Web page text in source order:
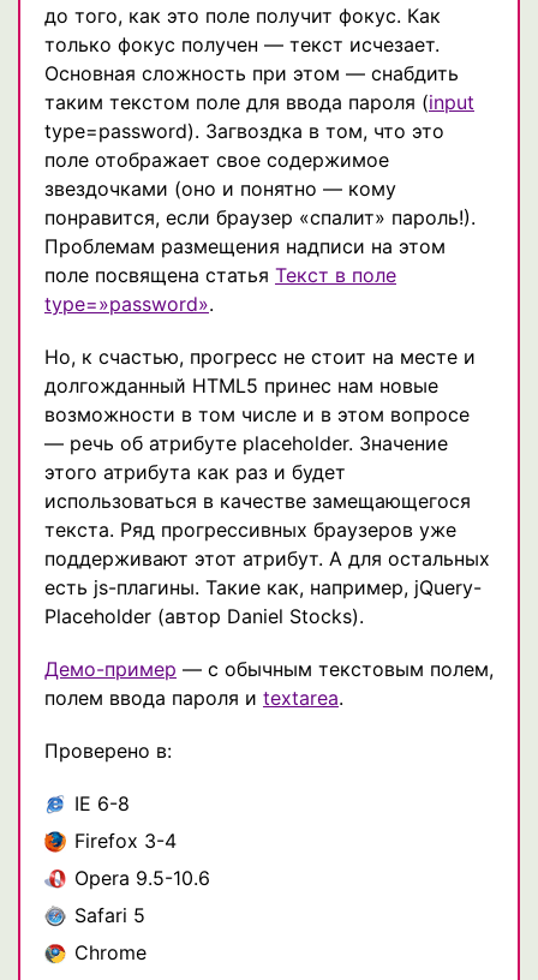
до того, как это поле получит фокус. Как
только фокус получен — текст исчезает.
Основная сложность при этом — снабдить
таким текстом поле для ввода пароля (input
type=password). Загвоздка в том, что это
поле отображает свое содержимое
звездочками (оно и понятно — кому
понравится, если браузер «спалит» пароль!).
Проблемам размещения надписи на этом
поле посвящена статья Текст в поле
type=»password».
Но, к счастью, прогресс не стоит на месте и
долгожданный HTML5 принес нам новые
возможности в том числе и в этом вопросе
— речь об атрибуте placeholder. Значение
этого атрибута как раз и будет
использоваться в качестве замещающегося
текста. Ряд прогрессивных браузеров уже
поддерживают этот атрибут. А для остальных
есть js-плагины. Такие как, например, jQuery-
Placeholder (автор Daniel Stocks).
Демо-пример — с обычным текстовым полем,
полем ввода пароля и textarea.
Проверено в:
IE 6-8
Firefox 3-4
Opera 9.5-10.6
Safari 5
Chrome